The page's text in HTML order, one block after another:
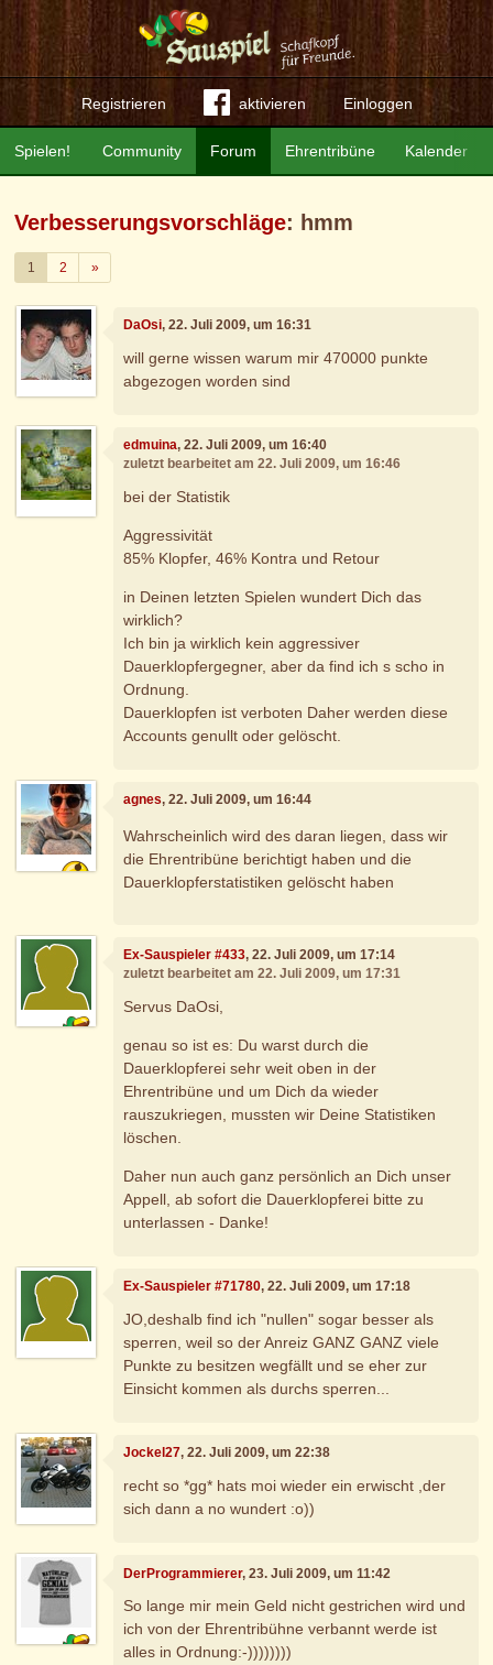
Registrieren aktivieren Einloggen
Community Forum Ehrentribüne Kalender
Spielen!
Verbesserungsvorschläge: hmm
1 2 »Weiter
DaOsi, 22. Juli 2009, um 16:31
will gerne wissen warum mir 470000 punkte
abgezogen worden sind
edmuina, 22. Juli 2009, um 16:40
zuletzt bearbeitet am 22. Juli 2009, um 16:46
bei der Statistik
Aggressivität
85% Klopfer, 46% Kontra und Retour
in Deinen letzten Spielen wundert Dich das
wirklich?
Ich bin ja wirklich kein aggressiver
Dauerklopfergegner, aber da find ich s scho in
Ordnung.
Dauerklopfen ist verboten Daher werden diese
Accounts genullt oder gelöscht.
agnes, 22. Juli 2009, um 16:44
Wahrscheinlich wird des daran liegen, dass wir
die Ehrentribüne berichtigt haben und die
Dauerklopferstatistiken gelöscht haben
Ex-Sauspieler #433, 22. Juli 2009, um 17:14
zuletzt bearbeitet am 22. Juli 2009, um 17:31
Servus DaOsi,
genau so ist es: Du warst durch die
Dauerklopferei sehr weit oben in der
Ehrentribüne und um Dich da wieder
rauszukriegen, mussten wir Deine Statistiken
löschen.
Daher nun auch ganz persönlich an Dich unser
Appell, ab sofort die Dauerklopferei bitte zu
unterlassen - Danke!
Ex-Sauspieler #71780, 22. Juli 2009, um 17:18
JO,deshalb find ich "nullen" sogar besser als
sperren, weil so der Anreiz GANZ GANZ viele
Punkte zu besitzen wegfällt und se eher zur
Einsicht kommen als durchs sperren...
Jockel27, 22. Juli 2009, um 22:38
recht so *gg* hats moi wieder ein erwischt ,der
sich dann a no wundert :o))
DerProgrammierer, 23. Juli 2009, um 11:42
So lange mir mein Geld nicht gestrichen wird und
ich von der Ehrentribühne verbannt werde ist
alles in Ordnung:-))))))))